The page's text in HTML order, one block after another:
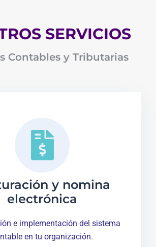
SERVICIOS
Contables y Tributarias
y nomina
electrónica
e implementación del sistema
en tu organización.